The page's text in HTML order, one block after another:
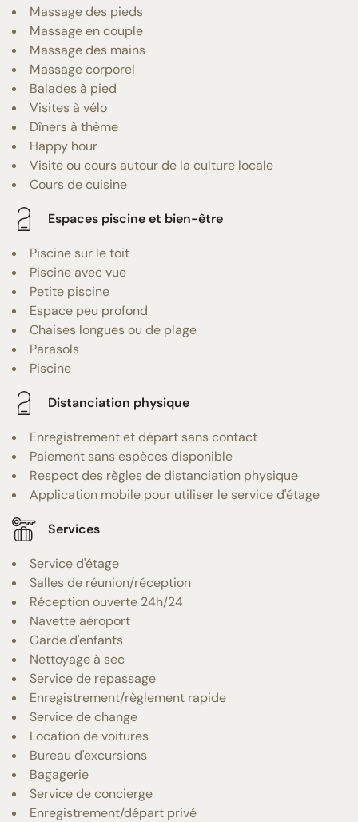
Massage des pieds
Massage en couple
Massage des mains
Massage corporel
Balades à pied
Visites à vélo
Dîners à thème
Happy hour
Visite ou cours autour de la culture locale
Cours de cuisine
Espaces piscine et bien-être
Piscine sur le toit
Piscine avec vue
Petite piscine
Espace peu profond
Chaises longues ou de plage
Parasols
Piscine
Distanciation physique
Enregistrement et départ sans contact
Paiement sans espèces disponible
Respect des règles de distanciation physique
Application mobile pour utiliser le service d'étage
Services
Service d'étage
Salles de réunion/réception
Réception ouverte 24h/24
Navette aéroport
Garde d'enfants
Nettoyage à sec
Service de repassage
Enregistrement/règlement rapide
Service de change
Location de voitures
Bureau d'excursions
Bagagerie
Service de concierge
Enregistrement/départ privé